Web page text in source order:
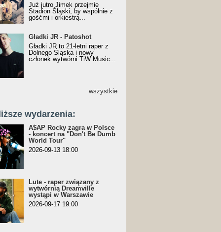
Już jutro Jimek przejmie
Stadion Śląski, by wspólnie z
gośćmi i orkiestrą...
JR - Patoshot
Gładki JR - Patoshot
Gładki JR to 21-letni raper z
Dolnego Śląska i nowy
członek wytwórni TiW Music...
wszystkie
wydarzenia:
A$AP Rocky zagra w Polsce
- koncert na "Don't Be Dumb
World Tour"
2026-09-13 18:00
Lute - raper związany z
wytwórnią Dreamville
wystąpi w Warszawie
2026-09-17 19:00